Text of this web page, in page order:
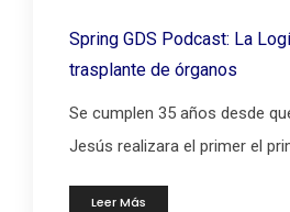
Spring GDS Podcast: La
trasplante de órganos
Se cumplen 35 años desde
Jesús realizara el primer el
Leer Más